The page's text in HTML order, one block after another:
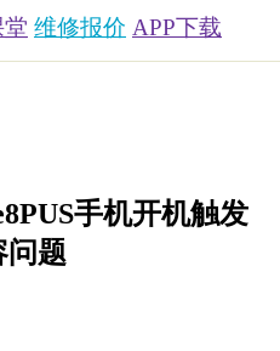
维修报价 APP下载
手机开机触发
问题